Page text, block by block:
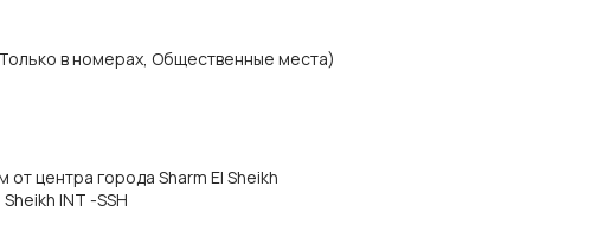
в номерах, Общественные места)
от центра города Sharm El Sheikh
INT -SSH